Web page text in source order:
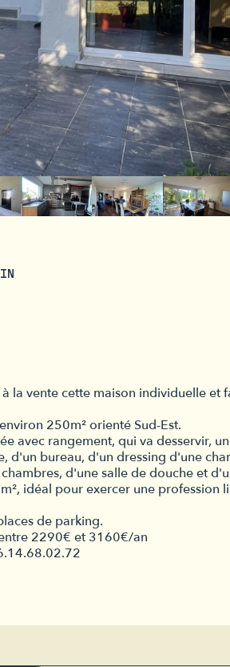
vente cette maison individuelle et
250m² orienté Sud-Est.
avec rangement, qui va desservir,
d'un bureau, d'un dressing d'une
d'une salle de douche et
idéal pour exercer une profession
de parking.
2290€ et 3160€/an